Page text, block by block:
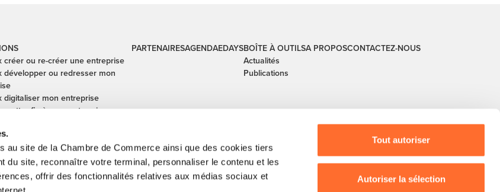
au site de la Chambre de Commerce ainsi que des cookies tiers
du site, reconnaître votre terminal, personnaliser le contenu et les
offrir des fonctionnalités relatives aux médias sociaux et
Tout autoriser
Autoriser la sélection
créer ou re-créer une entreprise
développer ou redresser mon
digitaliser mon entreprise
mettre fin à mon entreprise
céder ou reprendre une
sécuriser mes transactions
PARTENAIRESAGENDAEDAYSBOÎTE À OUTILS
Actualités
Publications
A PROPOSCONTACTEZ-NOUS